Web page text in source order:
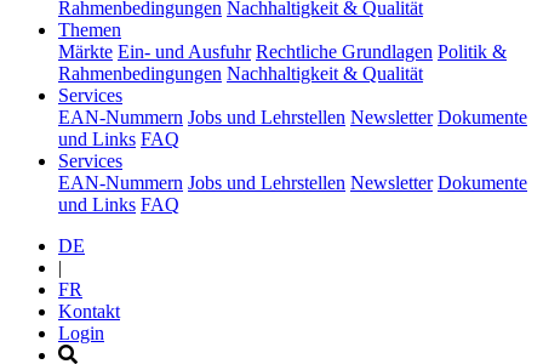
Rahmenbedingungen Nachhaltigkeit & Qualität
Themen
Märkte Ein- und Ausfuhr Rechtliche Grundlagen Politik &
Rahmenbedingungen Nachhaltigkeit & Qualität
Services(current)
EAN-Nummern Jobs und Lehrstellen Newsletter Dokumente
und Links FAQ
Services(current)
EAN-Nummern Jobs und Lehrstellen Newsletter Dokumente
und Links FAQ
DE
|
FR
Kontakt
Login